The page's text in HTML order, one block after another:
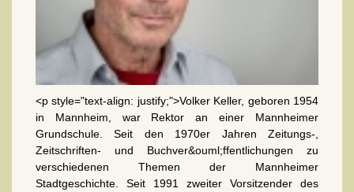
<p style="text-align: justify;">Volker Keller, geboren 1954
in Mannheim, war Rektor an einer Mannheimer
Grundschule. Seit den 1970er Jahren Zeitungs-,
Zeitschriften- und Buchver&ouml;ffentlichungen zu
verschiedenen Themen der Mannheimer
Stadtgeschichte. Seit 1991 zweiter Vorsitzender des